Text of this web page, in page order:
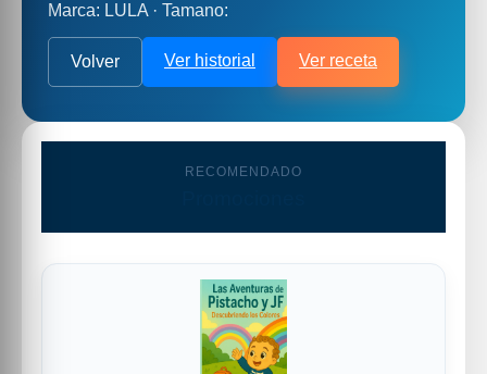
Marca: LULA · Tamano:
Volver Ver historial Ver receta
RECOMENDADO